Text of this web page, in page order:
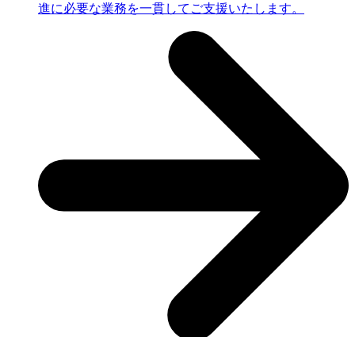
進に必要な業務を一貫してご支援いたします。